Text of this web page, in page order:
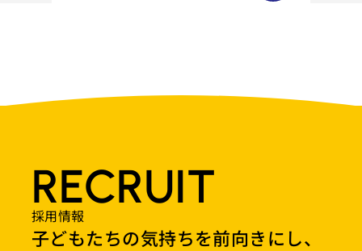
RECRUIT
採用情報
子どもたちの気持ちを前向きにし、